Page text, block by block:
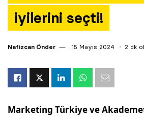
iyilerini seçti!
Nafizcan Önder 15 Mayıs 2024 2 dk
Marketing Türkiye ve